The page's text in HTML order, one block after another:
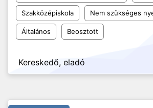
Szakközépiskola Nem szükséges
Általános Beosztott
Kereskedő, eladó